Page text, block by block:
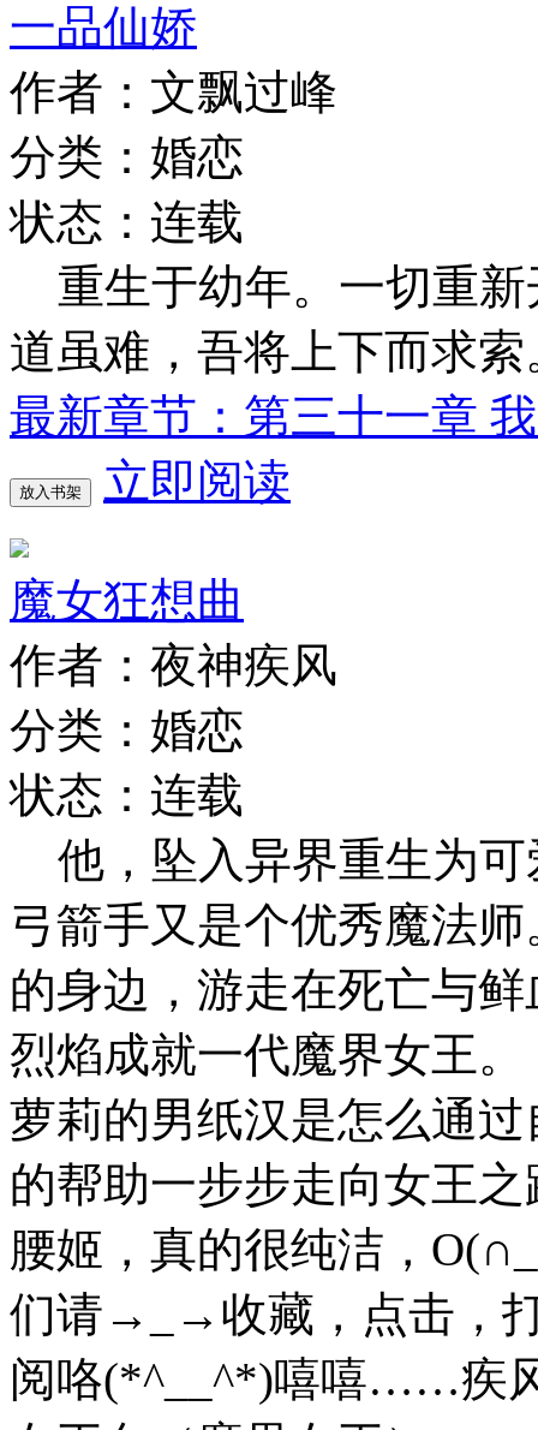
一品仙娇
作者：文飘过峰
分类：婚恋
状态：连载
重生于幼年。一切重新
道虽难，吾将上下而求索
最新章节：第三十一章
放入书架 立即阅读
魔女狂想曲
作者：夜神疾风
分类：婚恋
状态：连载
他，坠入异界重生为
弓箭手又是个优秀魔法
的身边，游走在死亡与
烈焰成就一代魔界女王
萝莉的男纸汉是怎么通
的帮助一步步走向女王
腰姬，真的很纯洁，
们请→_→收藏，点击，
阅咯(*^__^*)嘻嘻……疾